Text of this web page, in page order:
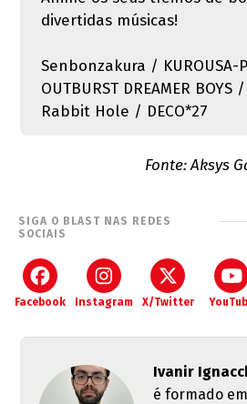
divertidas músicas!
Senbonzakura / KUROUSA-P
OUTBURST DREAMER
Rabbit Hole / DECO*27
Fonte: Aksys
SIGA O BLAST NAS REDES
SOCIAIS
Facebook Instagram X/Twitter
Ivanir
é formado